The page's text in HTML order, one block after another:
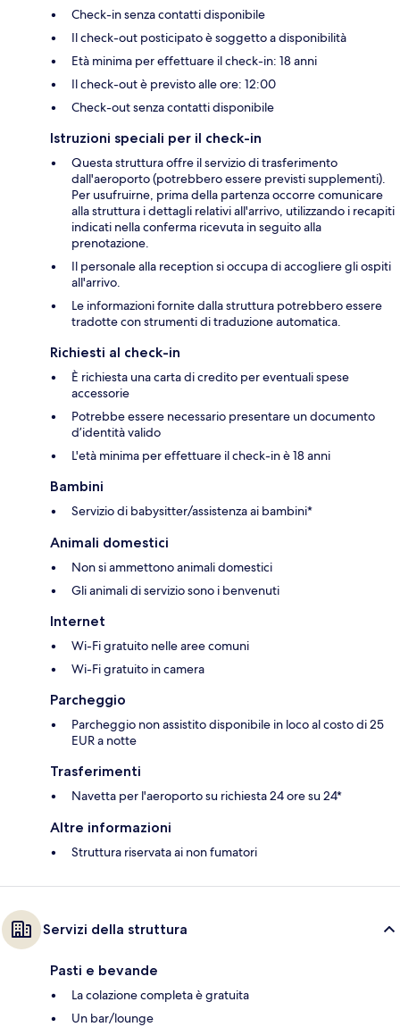
Check-in senza contatti disponibile
Il check-out posticipato è soggetto a disponibilità
Età minima per effettuare il check-in: 18 anni
Il check-out è previsto alle ore: 12:00
Check-out senza contatti disponibile
Istruzioni speciali per il check-in
Questa struttura offre il servizio di trasferimento
dall'aeroporto (potrebbero essere previsti supplementi).
Per usufruirne, prima della partenza occorre comunicare
alla struttura i dettagli relativi all'arrivo, utilizzando i recapiti
indicati nella conferma ricevuta in seguito alla
prenotazione.
Il personale alla reception si occupa di accogliere gli ospiti
all'arrivo.
Le informazioni fornite dalla struttura potrebbero essere
tradotte con strumenti di traduzione automatica.
Richiesti al check-in
È richiesta una carta di credito per eventuali spese
accessorie
Potrebbe essere necessario presentare un documento
d’identità valido
L'età minima per effettuare il check-in è 18 anni
Bambini
Servizio di babysitter/assistenza ai bambini*
Animali domestici
Non si ammettono animali domestici
Gli animali di servizio sono i benvenuti
Internet
Wi-Fi gratuito nelle aree comuni
Wi-Fi gratuito in camera
Parcheggio
Parcheggio non assistito disponibile in loco al costo di 25
EUR a notte
Trasferimenti
Navetta per l'aeroporto su richiesta 24 ore su 24*
Altre informazioni
Struttura riservata ai non fumatori
Servizi della struttura
Pasti e bevande
La colazione completa è gratuita
Un bar/lounge